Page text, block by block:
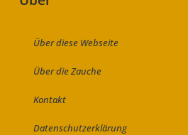
Über diese Webseite
Über die Zauche
Kontakt
Datenschutzerklärung